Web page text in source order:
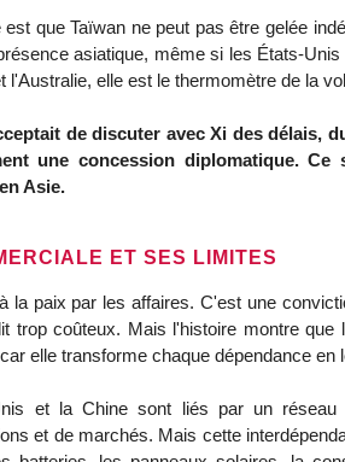
est que Taïwan ne peut pas être gelée
asiatique, même si les États-
l'Australie, elle est le thermomètre de la
de discuter avec Xi des délais,
une concession diplomatique.
Asie.
ET SES LIMITES
la paix par les affaires. C'est une
trop coûteux. Mais l'histoire montre
elle transforme chaque dépendance en
et la Chine sont liés par un réseau
et de marchés. Mais cette